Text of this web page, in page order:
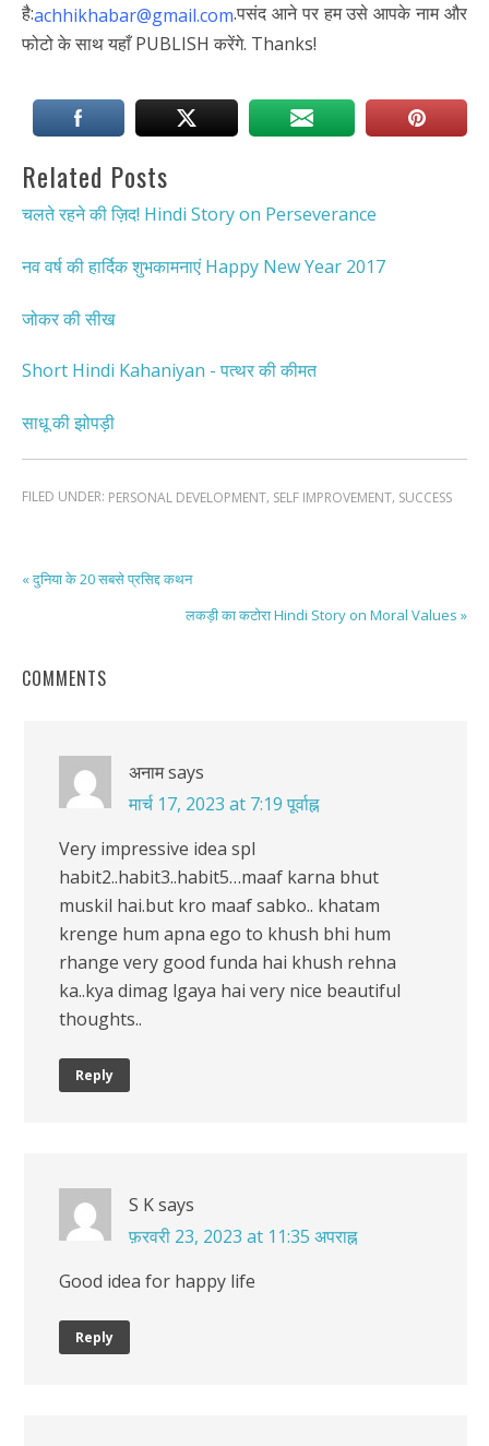
है:achhikhabar@gmail.com.पसंद आने पर हम उसे आपके नाम और
फोटो के साथ यहाँ PUBLISH करेंगे. Thanks!
Related Posts
चलते रहने की ज़िद! Hindi Story on Perseverance
नव वर्ष की हार्दिक शुभकामनाएं Happy New Year 2017
जोकर की सीख
Short Hindi Kahaniyan - पत्थर की कीमत
साधू की झोपड़ी
FILED UNDER: PERSONAL DEVELOPMENT, SELF IMPROVEMENT, SUCCESS
« दुनिया के 20 सबसे प्रसिद्द कथन
लकड़ी का कटोरा Hindi Story on Moral Values »
COMMENTS
अनामsays
मार्च 17, 2023 at 7:19 पूर्वाह्न
Very impressive idea spl
habit2..habit3..habit5…maaf karna bhut
muskil hai.but kro maaf sabko.. khatam
krenge hum apna ego to khush bhi hum
rhange very good funda hai khush rehna
ka..kya dimag lgaya hai very nice beautiful
thoughts..
Reply
S Ksays
फ़रवरी 23, 2023 at 11:35 अपराह्न
Good idea for happy life
Reply